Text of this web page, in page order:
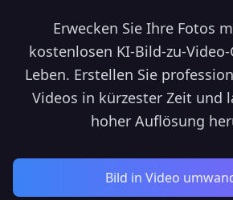
Erwecken Sie Ihre Fotos
kostenlosen KI-Bild-zu-
Leben. Erstellen Sie
Videos in kürzester Zeit und
hoher Auflösung
Bild in Video